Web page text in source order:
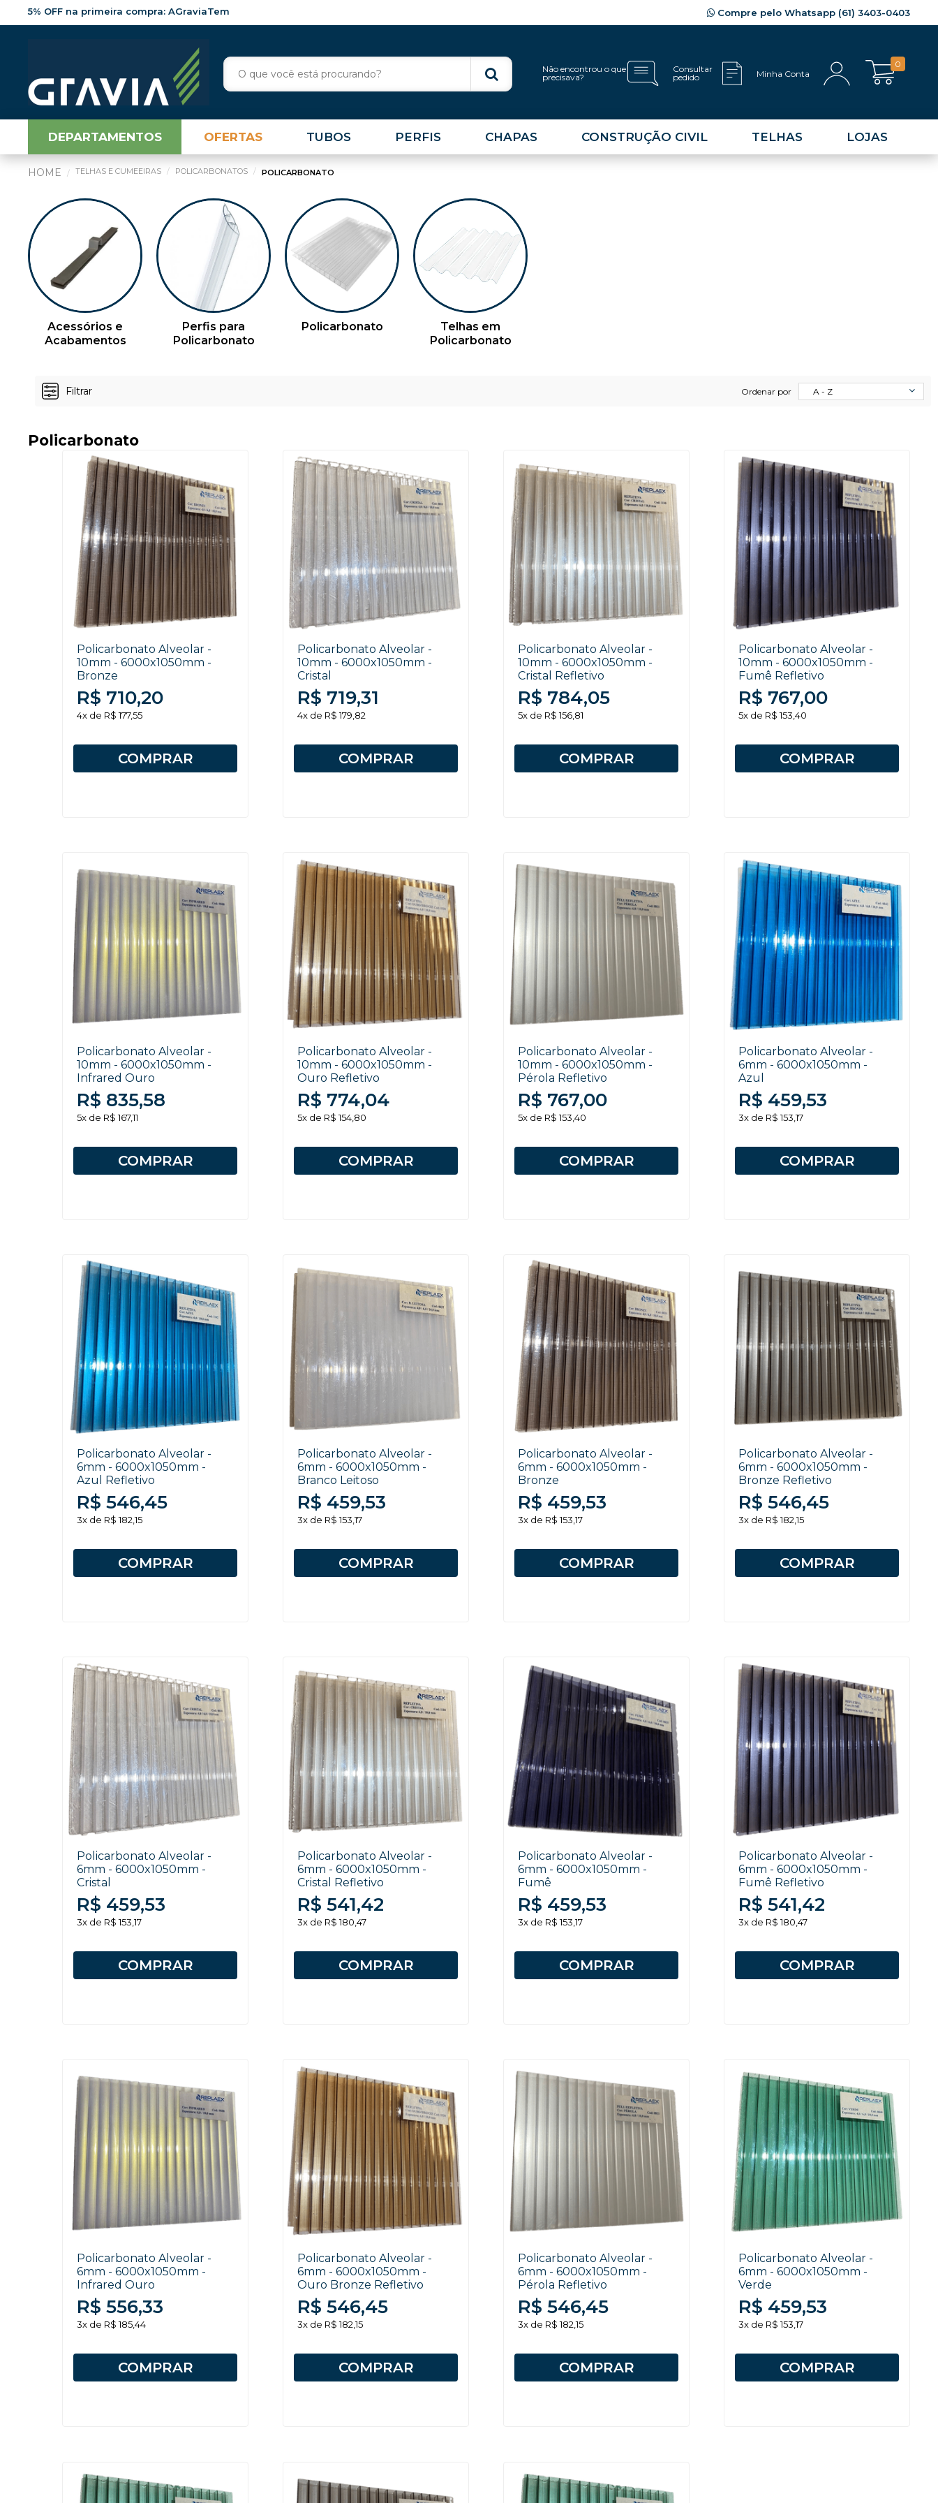
5% OFF na primeira compra: AGraviaTem Compre pelo Whatsapp (61) 3403-0403
0
Minha Conta
Consultar
pedido
Não encontrou o que
precisava?
DEPARTAMENTOS OFERTAS TUBOS PERFIS CHAPAS CONSTRUÇÃO CIVIL TELHAS LOJAS
TELHAS E CUMEEIRAS POLICARBONATOS POLICARBONATO
Acessórios e
Acabamentos
Perfis para
Policarbonato
Policarbonato
Telhas em
Policarbonato
Filtrar Ordenar por A - Z
Policarbonato
Policarbonato Alveolar -
10mm - 6000x1050mm -
Bronze
R$ 710,20
4x de R$ 177,55
COMPRAR
Policarbonato Alveolar -
10mm - 6000x1050mm -
Cristal
R$ 719,31
4x de R$ 179,82
COMPRAR
Policarbonato Alveolar -
10mm - 6000x1050mm -
Cristal Refletivo
R$ 784,05
5x de R$ 156,81
COMPRAR
Policarbonato Alveolar -
10mm - 6000x1050mm -
Fumê Refletivo
R$ 767,00
5x de R$ 153,40
COMPRAR
Policarbonato Alveolar -
10mm - 6000x1050mm -
Infrared Ouro
R$ 835,58
5x de R$ 167,11
COMPRAR
Policarbonato Alveolar -
10mm - 6000x1050mm -
Ouro Refletivo
R$ 774,04
5x de R$ 154,80
COMPRAR
Policarbonato Alveolar -
10mm - 6000x1050mm -
Pérola Refletivo
R$ 767,00
5x de R$ 153,40
COMPRAR
Policarbonato Alveolar -
6mm - 6000x1050mm -
Azul
R$ 459,53
3x de R$ 153,17
COMPRAR
Policarbonato Alveolar -
6mm - 6000x1050mm -
Azul Refletivo
R$ 546,45
3x de R$ 182,15
COMPRAR
Policarbonato Alveolar -
6mm - 6000x1050mm -
Branco Leitoso
R$ 459,53
3x de R$ 153,17
COMPRAR
Policarbonato Alveolar -
6mm - 6000x1050mm -
Bronze
R$ 459,53
3x de R$ 153,17
COMPRAR
Policarbonato Alveolar -
6mm - 6000x1050mm -
Bronze Refletivo
R$ 546,45
3x de R$ 182,15
COMPRAR
Policarbonato Alveolar -
6mm - 6000x1050mm -
Cristal
R$ 459,53
3x de R$ 153,17
COMPRAR
Policarbonato Alveolar -
6mm - 6000x1050mm -
Cristal Refletivo
R$ 541,42
3x de R$ 180,47
COMPRAR
Policarbonato Alveolar -
6mm - 6000x1050mm -
Fumê
R$ 459,53
3x de R$ 153,17
COMPRAR
Policarbonato Alveolar -
6mm - 6000x1050mm -
Fumê Refletivo
R$ 541,42
3x de R$ 180,47
COMPRAR
Policarbonato Alveolar -
6mm - 6000x1050mm -
Infrared Ouro
R$ 556,33
3x de R$ 185,44
COMPRAR
Policarbonato Alveolar -
6mm - 6000x1050mm -
Ouro Bronze Refletivo
R$ 546,45
3x de R$ 182,15
COMPRAR
Policarbonato Alveolar -
6mm - 6000x1050mm -
Pérola Refletivo
R$ 546,45
3x de R$ 182,15
COMPRAR
Policarbonato Alveolar -
6mm - 6000x1050mm -
Verde
R$ 459,53
3x de R$ 153,17
COMPRAR